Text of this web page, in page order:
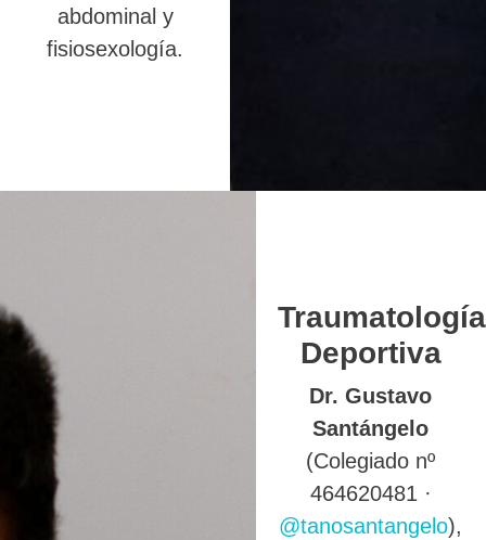
abdominal y
fisiosexología.
Traumatología
Deportiva
Dr. Gustavo
Santángelo
(Colegiado nº
464620481 ·
@tanosantangelo),